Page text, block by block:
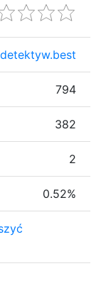
detektyw.best
794
382
2
0.52%